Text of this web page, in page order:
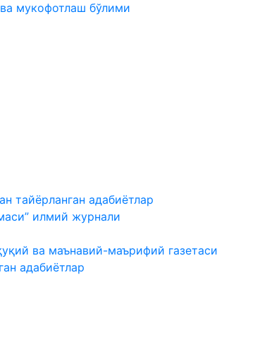
мукофотлаш бўлими
тайёрланган адабиётлар
илмий журнали
ва маънавий-маърифий газетаси
адабиётлар